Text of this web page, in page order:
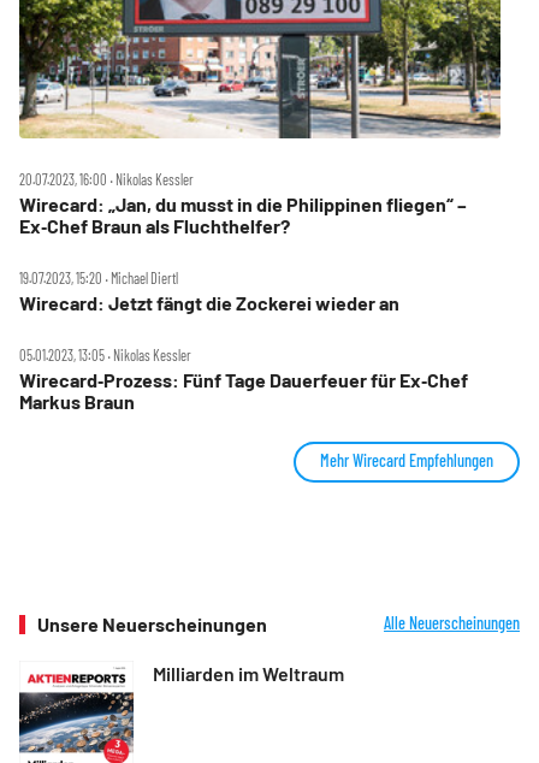
20.07.2023, 16:00 ‧ Nikolas Kessler
Wirecard: „Jan, du musst in die Philippinen fliegen“ –
Ex‑Chef Braun als Fluchthelfer?
19.07.2023, 15:20 ‧ Michael Diertl
Wirecard: Jetzt fängt die Zockerei wieder an
05.01.2023, 13:05 ‧ Nikolas Kessler
Wirecard‑Prozess: Fünf Tage Dauerfeuer für Ex‑Chef
Markus Braun
Mehr Wirecard Empfehlungen
Unsere Neuerscheinungen Alle Neuerscheinungen
Milliarden im Weltraum